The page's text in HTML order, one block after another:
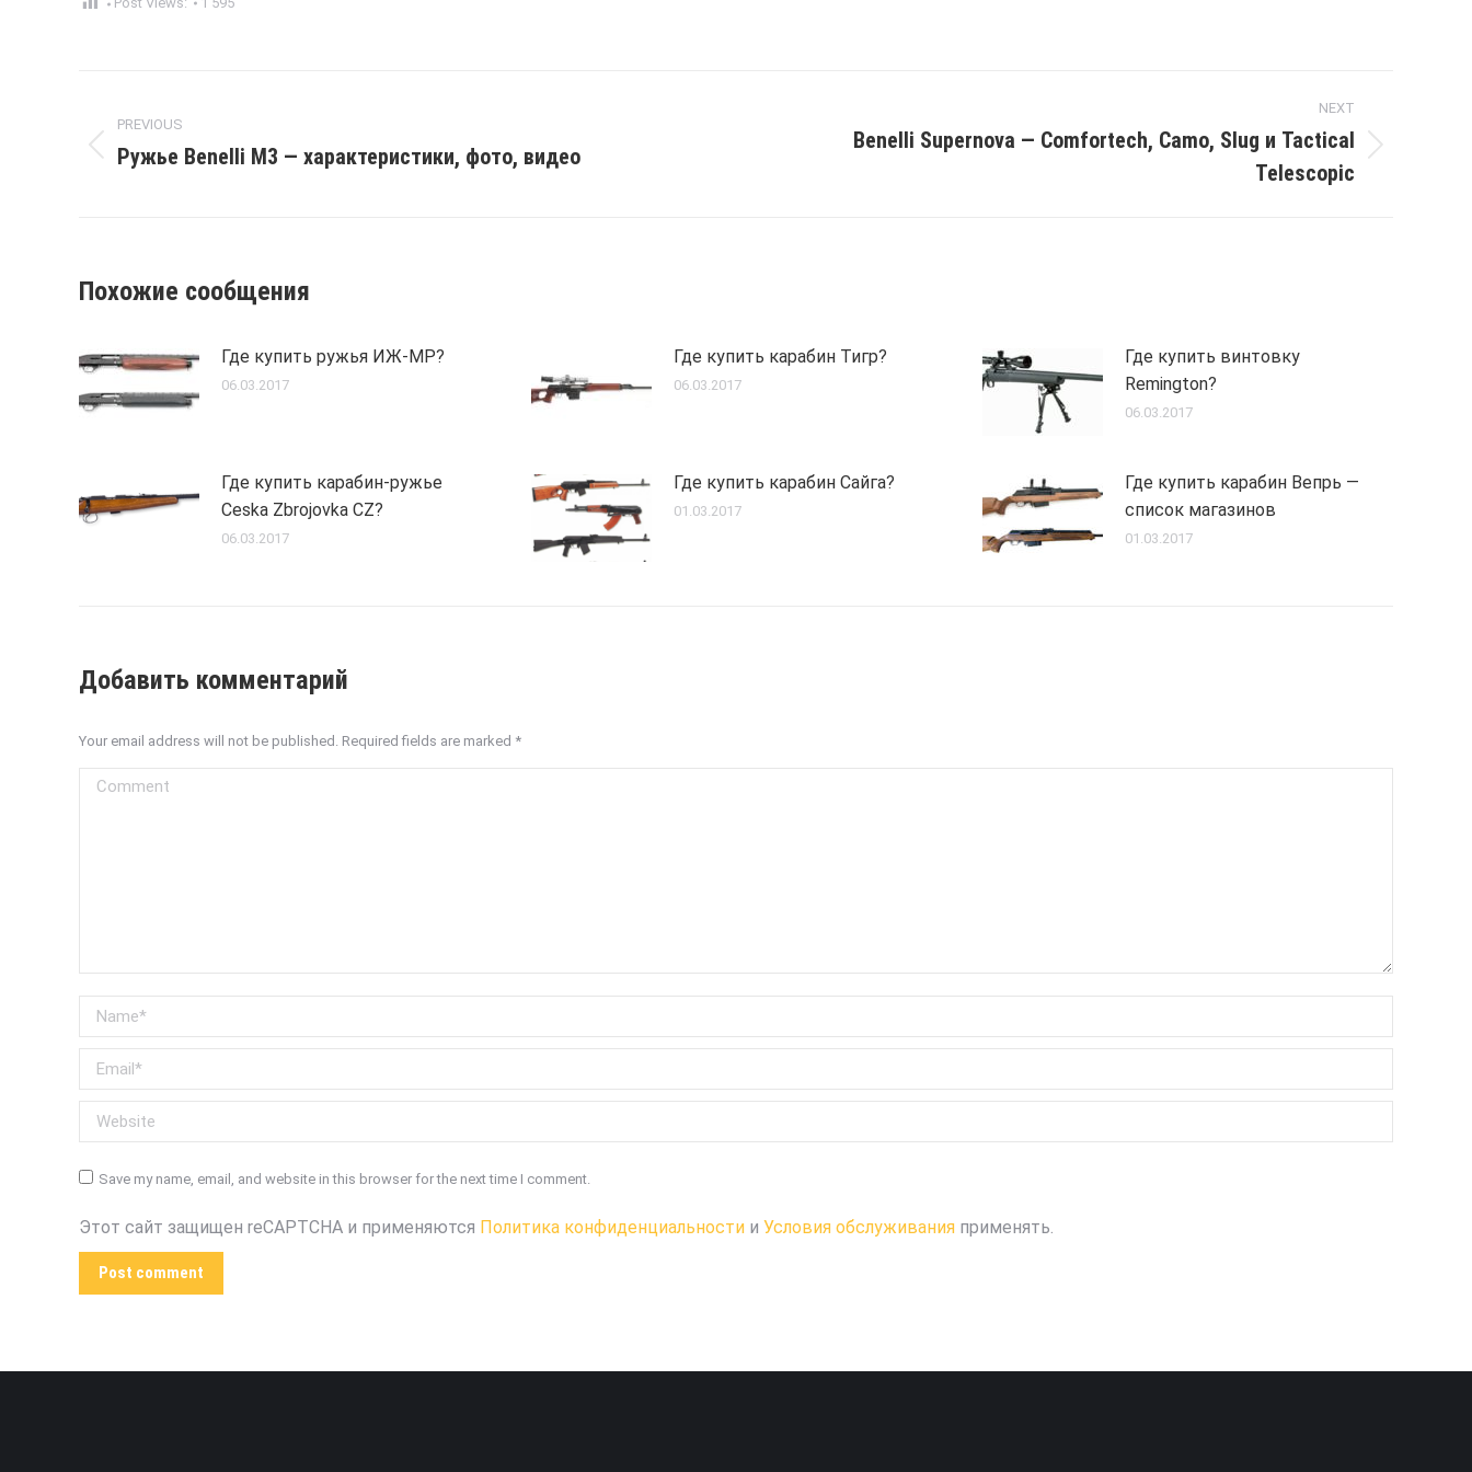
navigation
PREVIOUS
Previous
Ружье Benelli M3 — характеристики, фото, видео
NEXT
Benelli Supernova — Comfortech, Camo, Slug и Tactical
Telescopic
Похожие сообщения
Где купить ружья ИЖ-МР?
06.03.2017
Где купить карабин Тигр?
06.03.2017
Где купить винтовку
Remington?
06.03.2017
Где купить карабин-ружье
Ceska Zbrojovka CZ?
06.03.2017
Где купить карабин Сайга?
01.03.2017
Где купить карабин Вепрь —
список магазинов
01.03.2017
Добавить комментарий
Your email address will not be published. Required fields are marked *
Comment
Name *
Email *
Website
Save my name, email, and website in this browser for the next time I comment.
Этот сайт защищен reCAPTCHA и применяются Политика конфиденциальности и Условия обслуживания применять.
Post comment